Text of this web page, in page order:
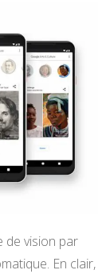
de vision par
En clair,